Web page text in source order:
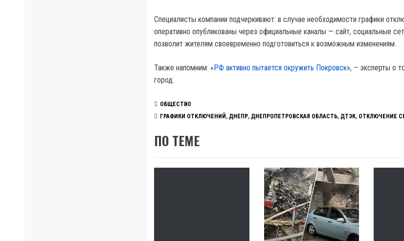
Специалисты компании подчеркивают: в случае необходимости графики
оперативно опубликованы через официальные каналы — сайт, социальные
позволит жителям своевременно подготовиться к возможным изменениям.
Также напомним: «РФ активно пытается окружить Покровск», – эксперты о
город.
ОБЩЕСТВО
ГРАФИКИ ОТКЛЮЧЕНИЙ, ДНЕПР, ДНЕПРОПЕТРОВСКАЯ ОБЛАСТЬ, ДТЭК, ОТКЛЮЧЕНИЕ
ПО ТЕМЕ